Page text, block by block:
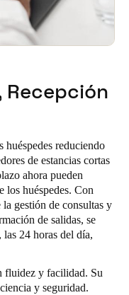
Recepción
huéspedes reduciendo
de estancias cortas
ahora pueden
los huéspedes. Con
gestión de consultas y
de salidas, se
24 horas del día,
fluidez y facilidad. Su
y seguridad.